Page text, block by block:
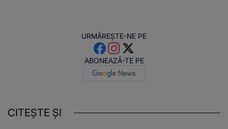
URMĂREȘTE-NE PE
ABONEAZĂ-TE PE
CITEȘTE ȘI